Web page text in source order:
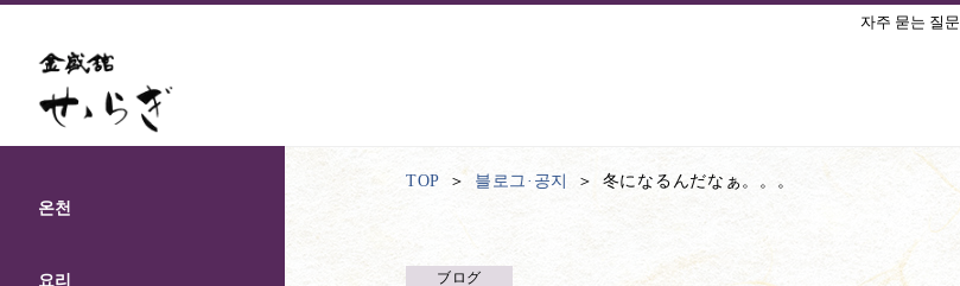
자주 묻는 질문
온천
요리
TOP 블로그·공지 冬になるんだなぁ。。。
ブログ